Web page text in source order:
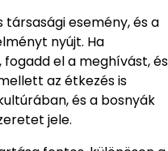
esemény, és a
nyújt. Ha
el a meghívást, és
az étkezés is
és a bosnyák
jele.